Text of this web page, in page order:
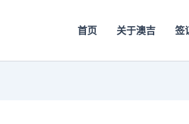
首页 关于澳吉 签